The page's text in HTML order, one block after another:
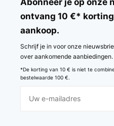
ontvang 10 €*
aankoop.
Schrijf je in voor onze
over aankomende aanbiedingen.
*De korting van 10 € is niet te
bestelwaarde 100 €.